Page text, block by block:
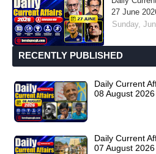
27 June
Sunday,
RECENTLY PUBLISHED
Daily Current
08 August
Daily Current
07 August